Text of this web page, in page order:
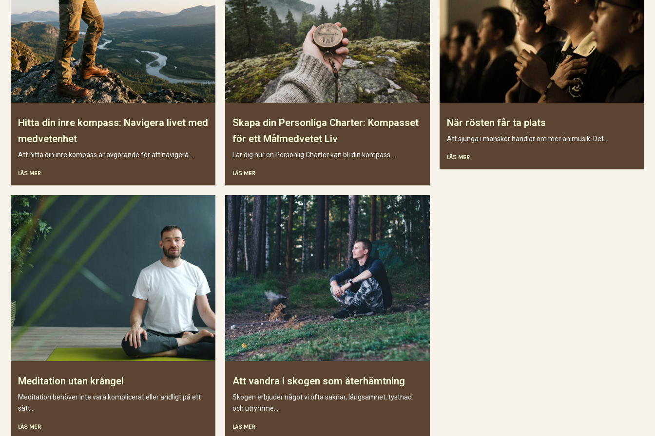
Hitta din inre kompass: Navigera livet med
medvetenhet
Att hitta din inre kompass är avgörande för att navigera...
LÄS MER
Skapa din Personliga Charter: Kompasset
för ett Målmedvetet Liv
Lär dig hur en Personlig Charter kan bli din kompass...
LÄS MER
När rösten får ta plats
Att sjunga i manskör handlar om mer än musik. Det...
LÄS MER
Meditation utan krångel
Meditation behöver inte vara komplicerat eller andligt på ett
sätt...
LÄS MER
Att vandra i skogen som återhämtning
Skogen erbjuder något vi ofta saknar, långsamhet, tystnad
och utrymme...
LÄS MER